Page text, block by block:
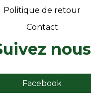
Politique de retour
Contact
nous
Facebook